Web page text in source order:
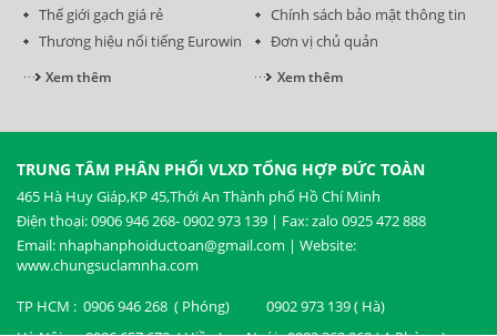
Thế giới gạch giá rẻ
Thương hiệu nổi tiếng Eurowin
Xem thêm
Chính sách bảo mật thông tin
Đơn vị chủ quản
Xem thêm
TRUNG TÂM PHÂN PHỐI VLXD TỔNG HỢP ĐỨC TOÀN
465 Hà Huy Giáp,KP 45,Thới An Thành phố Hồ Chí Minh
Điện thoại: 0906 946 268- 0902 973 139 | Fax: zalo 0925 472 888
Email: nhaphanphoiductoan@gmail.com | Website:
www.chungsuclamnha.com
TP HCM : 0906 946 268 ( Phóng) 0902 973 139 ( Hà)